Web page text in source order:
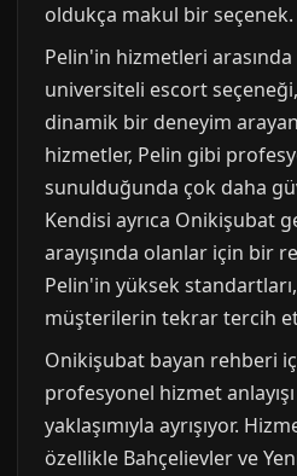
oldukça makul bir seçenek.
Pelin'in hizmetleri
universiteli escort
dinamik bir deneyim
hizmetler, Pelin gibi
sunulduğunda çok daha
Kendisi ayrıca Onikişubat
arayışında olanlar için bir
Pelin'in yüksek
müşterilerin tekrar tercih
Onikişubat bayan rehberi
profesyonel hizmet
yaklaşımıyla ayrışıyor.
özellikle Bahçelievler ve